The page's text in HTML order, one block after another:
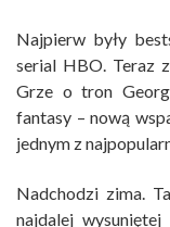
Najpierw były
serial HBO. Teraz
Grze o tron
fantasy – nową
jednym z
Nadchodzi zima.
najdalej